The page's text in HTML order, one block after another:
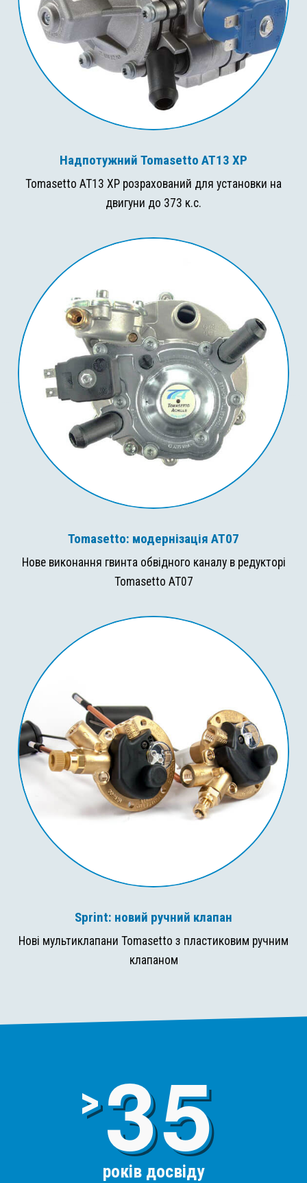
Надпотужний Tomasetto AT13 XP
Tomasetto AT13 XP розрахований для установки на
двигуни до 373 к.с.
Tomasetto: модернізація AT07
Нове виконання гвинта обвідного каналу в редукторі
Tomasetto AT07
Sprint: новий ручний клапан
Нові мультиклапани Tomasetto з пластиковим ручним
клапаном
>3
років досвіду